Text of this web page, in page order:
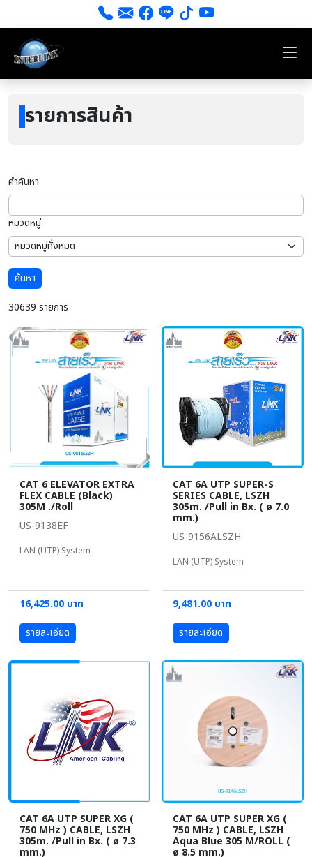
รายการสินค้า
คำค้นหา
หมวดหมู่
ค้นหา
30639 รายการ
CAT 6 ELEVATOR EXTRA
FLEX CABLE (Black)
305M ./Roll
US-9138EF
LAN (UTP) System
16,425.00 บาท
รายละเอียด
CAT 6A UTP SUPER-S
SERIES CABLE, LSZH
305m. /Pull in Bx. ( ø 7.0
mm.)
US-9156ALSZH
LAN (UTP) System
9,481.00 บาท
รายละเอียด
CAT 6A UTP SUPER XG (
750 MHz ) CABLE, LSZH
305m. /Pull in Bx. ( ø 7.3
mm.)
CAT 6A UTP SUPER XG (
750 MHz ) CABLE, LSZH
Aqua Blue 305 M/ROLL (
ø 8.5 mm.)